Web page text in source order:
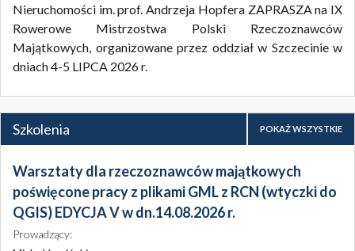
Nieruchomości im. prof. Andrzeja Hopfera ZAPRASZA na IX
Rowerowe Mistrzostwa Polski Rzeczoznawców
Majątkowych, organizowane przez oddział w Szczecinie w
dniach 4-5 LIPCA 2026 r.
Szkolenia POKAŻ WSZYSTKIE
Warsztaty dla rzeczoznawców majątkowych
poświęcone pracy z plikami GML z RCN (wtyczki do
QGIS) EDYCJA V w dn.14.08.2026 r.
Prowadzący: